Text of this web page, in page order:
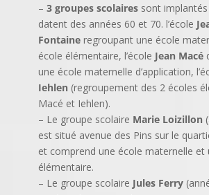
– 3 groupes scolairessont implantés
datent des années 60 et 70. l’école
Fontaineregroupant une école
école élémentaire, l’école Jean Macé
une école maternelle d’application,
Iehlen (regroupement des 2 écoles
Macé et Iehlen).
– Le groupe scolaire Marie Loizillon
est situé avenue des Pins sur le
et comprend une école maternelle et
élémentaire.
– Le groupe scolaire Jules Ferry